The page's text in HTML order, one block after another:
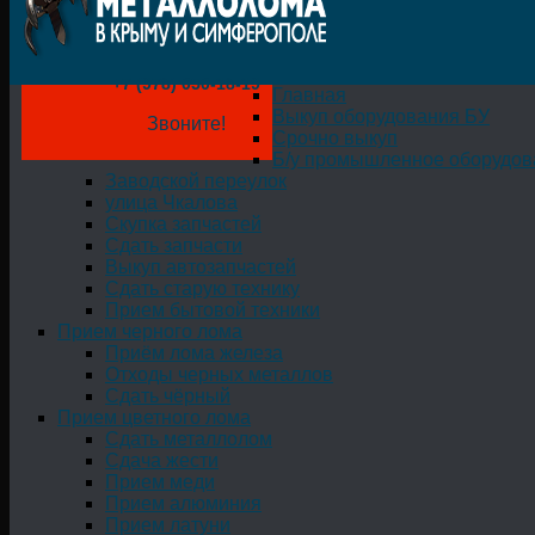
+7 (978) 050-18-19
Звоните!
Главная
Выкуп оборудования БУ
Срочно выкуп
Б/у промышленное
Заводской переулок
улица Чкалова
Скупка запчастей
Сдать запчасти
Выкуп автозапчастей
Сдать старую технику
Прием бытовой техники
Прием черного лома
Приём лома железа
Отходы черных металлов
Сдать чёрный
Прием цветного лома
Сдать металлолом
Сдача жести
Прием меди
Прием алюминия
Прием латуни